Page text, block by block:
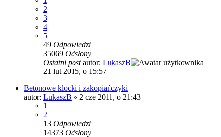
2
3
4
5
49 Odpowiedzi
35069 Odsłony
Ostatni postautor: LukaszB
21 lut 2015, o 15:57
Betonowe klocki i zakopiańczyki
autor: LukaszB » 2 cze 2011, o 21:43
1
2
13 Odpowiedzi
14373 Odsłony